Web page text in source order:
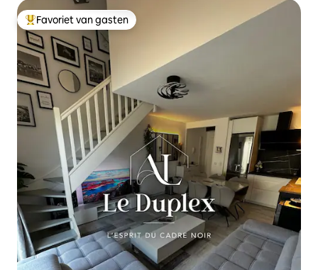
Topfavoriet van gasten
Favoriet van gasten